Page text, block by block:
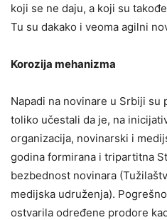
koji se ne daju, a koji su
Tu su dakako i veoma agilni
Korozija mehanizma
Napadi na novinare u Srbiji
toliko učestali da je, na
organizacija, novinarski i
godina formirana i tripartitna
bezbednost novinara
medijska udruženja).
ostvarila određene prodore